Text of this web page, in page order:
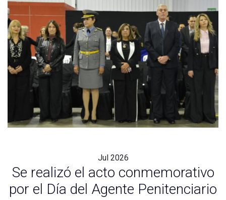
Jul 2026
Se realizó el acto conmemorativo
por el Día del Agente Penitenciario